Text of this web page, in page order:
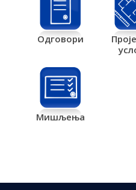
Одговори
Мишљења